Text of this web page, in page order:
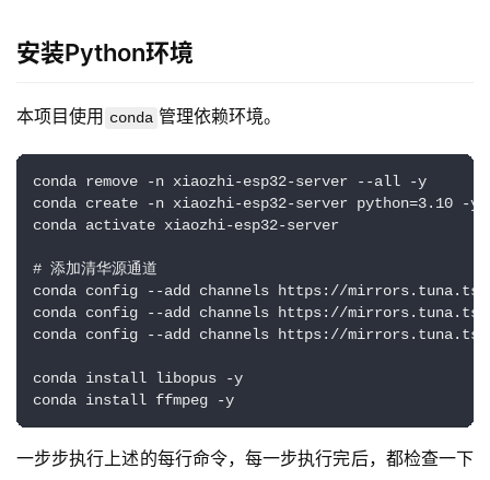
安装Python环境
本项目使用 conda 管理依赖环境。
conda remove -n xiaozhi-esp32-server --all -y
conda create -n xiaozhi-esp32-server python=3.10 -y
conda activate xiaozhi-esp32-server
# 添加清华源通道
conda config --add channels https://
conda config --add channels https://
conda config --add channels https://
conda install libopus -y
conda install ffmpeg -y
一步步执行上述的每行命令，每一步执行完后，都检查一下